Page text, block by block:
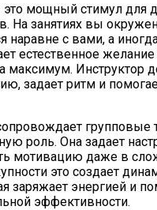
это мощный стимул для
На занятиях вы
наравне с вами, а
естественное желание
максимум. Инструктор
задает ритм и
групповые
роль. Она задает
мотивацию даже в
это создает
заряжает энергией и
эффективности.